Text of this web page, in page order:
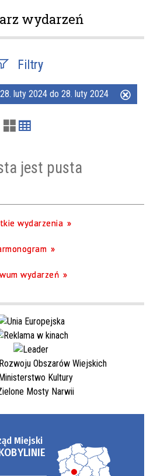
wydarzeń
Filtry
luty 2024 do 28. luty 2024
jest pusta
wydarzenia
wydarzeń
Miejski